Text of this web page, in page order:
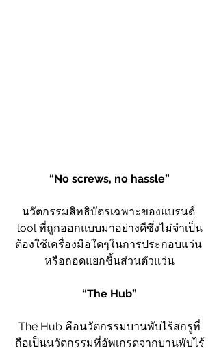
“No screws, no hassle”
นวัตกรรมสิทธิบัตรเฉพาะของแบรนด์
lool ที่ถูกออกแบบมาอย่างดีซึ่งไม่จำเป็น
ต้องใช้เครื่องมือใดๆในการประกอบแว่น
หรือถอดแยกชิ้นส่วนตัวแว่น
“The Hub”
The Hub คือนวัตกรรมบานพับไร้สกรูที่
ถือเป็นนวัตกรรมที่อัพเกรดจากบานพับไร้